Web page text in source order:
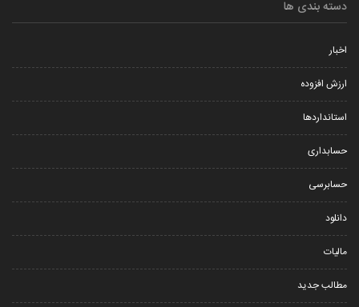
و کارهای کوچک
دسته بندی ها
اخبار
ارزش افزوده
استانداردها
حسابداری
حسابرسی
دانلود
مالیات
مطالب جدید